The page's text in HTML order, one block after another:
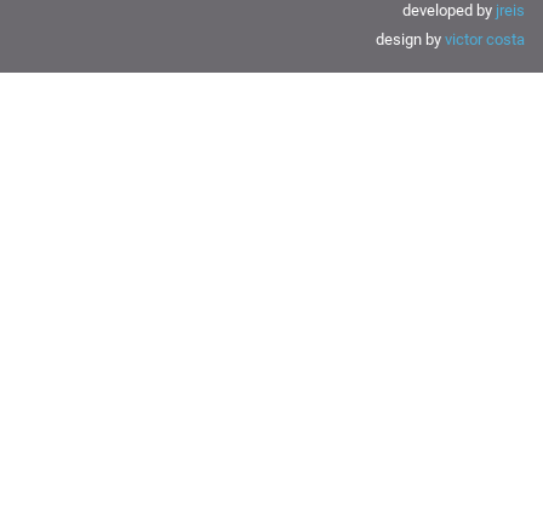
developed by jreis
design by victor costa